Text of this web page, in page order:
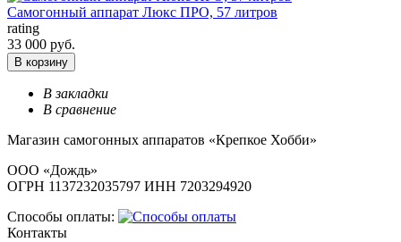
Самогонный аппарат Люкс ПРО, 57 литров
rating
33 000 руб.
В корзину
В закладки
В сравнение
Магазин самогонных аппаратов «Крепкое Хобби»
ООО «Дождь»
ОГРН 1137232035797 ИНН 7203294920
Способы оплаты:
Контакты